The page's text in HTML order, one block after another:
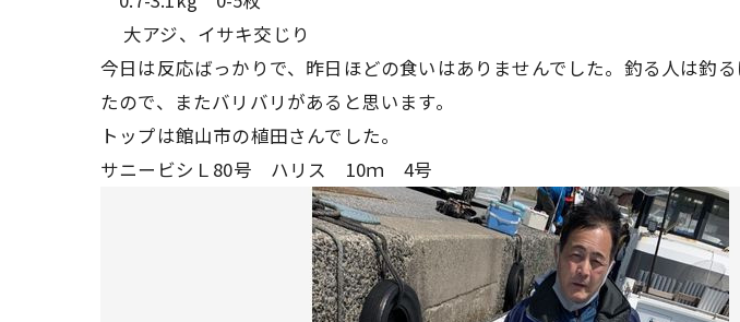
大アジ、イサキ交じり
今日は反応ばっかりで、昨日ほどの食いはありませんでした。釣る人は釣
たので、またバリバリがあると思います。
トップは館山市の植田さんでした。
サニービシＬ80号 ハリス 10ｍ 4号